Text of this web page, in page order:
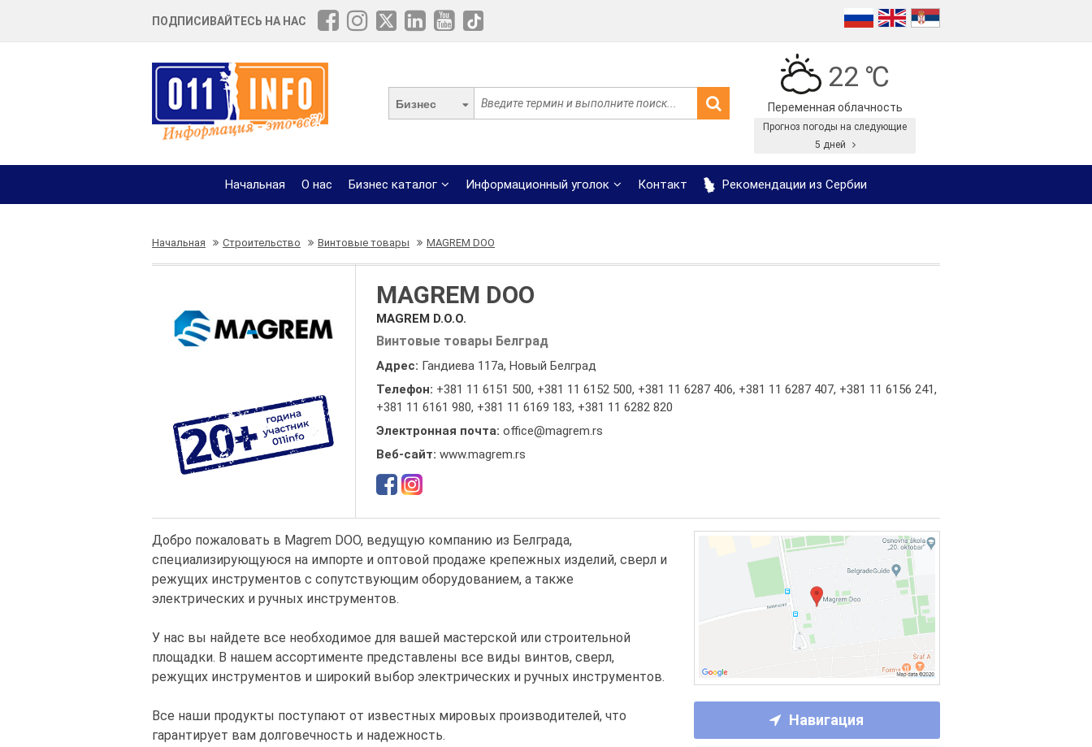
ПОДПИСИВАЙТЕСЬ НА НАС
Бизнес
22 ℃
Переменная облачность
Прогноз погоды на следующие
5 дней
Начальная О нас Бизнес каталог Информационный уголок Контакт Рекомендации из Сербии
Начальная Строительство Винтовые товары MAGREM DOO
MAGREM DOO
MAGREM D.O.O.
Винтовые товары Белград
Адрес: Гандиева 117а, Новый Белград
Телефон: +381 11 6151 500, +381 11 6152 500, +381 11 6287 406, +381 11 6287 407, +381 11 6156 241,
+381 11 6161 980, +381 11 6169 183, +381 11 6282 820
Электронная почта: office@magrem.rs
Веб-сайт: www.magrem.rs
Навигация
Добро пожаловать в Magrem DOO, ведущую компанию из Белграда,
специализирующуюся на импорте и оптовой продаже крепежных изделий, сверл и
режущих инструментов с сопутствующим оборудованием, а также
электрических и ручных инструментов.
У нас вы найдете все необходимое для вашей мастерской или строительной
площадки. В нашем ассортименте представлены все виды винтов, сверл,
режущих инструментов и широкий выбор электрических и ручных инструментов.
Все наши продукты поступают от известных мировых производителей, что
гарантирует вам долговечность и надежность.